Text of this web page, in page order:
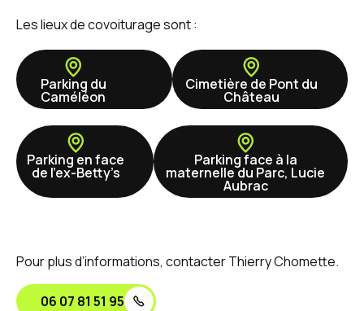
Les lieux de covoiturage sont :
Parking du
Caméléon
Cimetière de Pont du
Château
Parking en face
de l’ex-Betty’s
Parking face à la
maternelle du Parc, Lucie
Aubrac
Pour plus d’informations, contacter Thierry Chomette.
06 07 81 51 95